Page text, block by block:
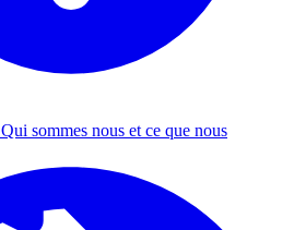
Qui sommes nous et ce que nous